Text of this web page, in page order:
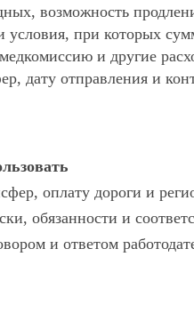
возможность
при которых
и другие
дату отправления и
оплату дороги и
обязанности и
и ответом